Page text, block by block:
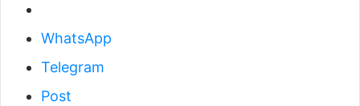
WhatsApp
Telegram
Post